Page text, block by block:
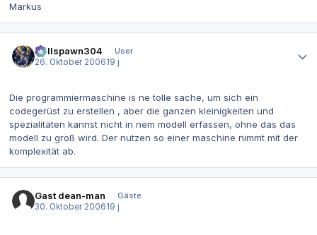
Markus
Hellspawn304
User
26. Oktober 200619 j
Die programmiermaschine is ne tolle sache, um sich ein
codegerüst zu erstellen , aber die ganzen kleinigkeiten und
spezialitäten kannst nicht in nem modell erfassen, ohne das das
modell zu groß wird. Der nutzen so einer maschine nimmt mit der
komplexität ab.
Gast dean-man
Gäste
30. Oktober 200619 j